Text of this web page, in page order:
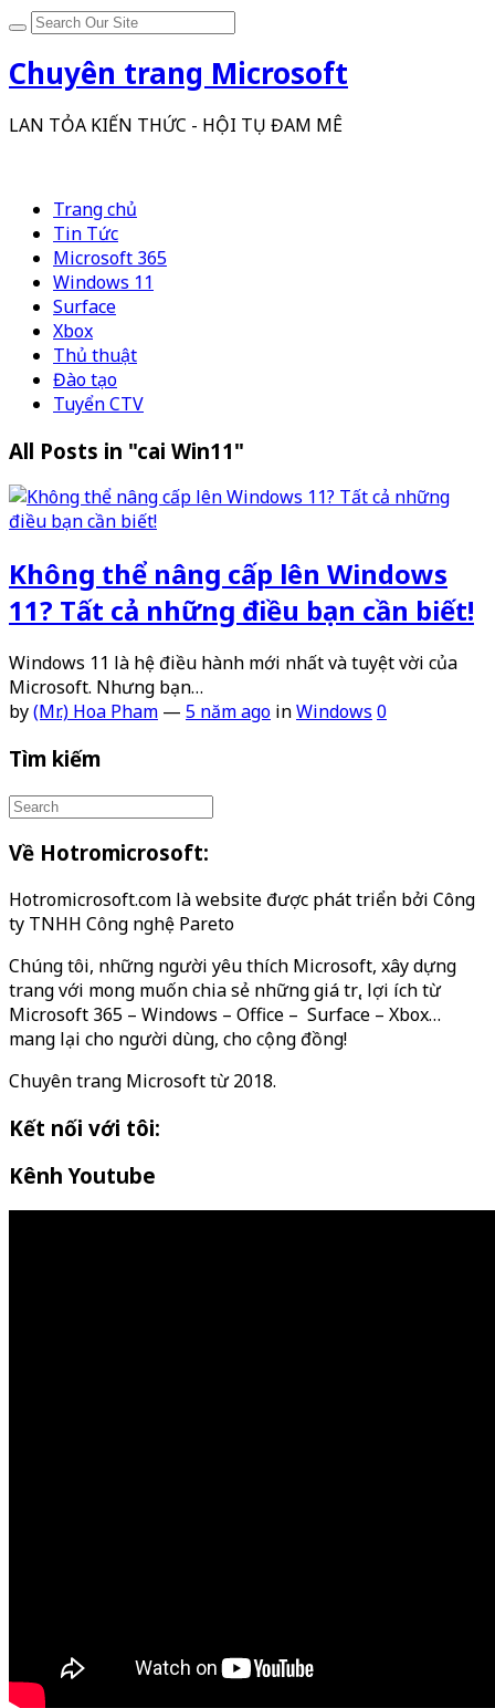
Chuyên trang Microsoft
LAN TỎA KIẾN THỨC - HỘI TỤ ĐAM MÊ
Trang chủ
Tin Tức
Microsoft 365
Windows 11
Surface
Xbox
Thủ thuật
Đào tạo
Tuyển CTV
All Posts in "cai Win11"
Không thể nâng cấp lên Windows
11? Tất cả những điều bạn cần biết!
Windows 11 là hệ điều hành mới nhất và tuyệt vời của
Microsoft. Nhưng bạn…
by(Mr.) Hoa Pham — 5 năm ago inWindows 0
Tìm kiếm
Về Hotromicrosoft:
Hotromicrosoft.com là website được phát triển bởi Công
ty TNHH Công nghệ Pareto
Chúng tôi, những người yêu thích Microsoft, xây dựng
trang với mong muốn chia sẻ những giá trị, lợi ích từ
Microsoft 365 – Windows – Office – Surface – Xbox…
mang lại cho người dùng, cho cộng đồng!
Chuyên trang Microsoft từ 2018.
Kết nối với tôi:
Kênh Youtube